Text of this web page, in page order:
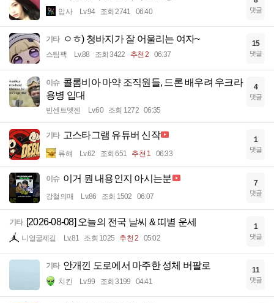
입사 Lv.94 조회 2741 06:40 댓글
기타 ㅇㅎ) 청바지가 잘 어울리는 여자~
스팀팩 Lv.88 조회 3422 추천 2 06:37
15
댓글
이슈 콜롬비아 마약 조직원들, 드론 배우려 우크라
용병 입대
빈센트멧젠 Lv.60 조회 1272 06:35
4
댓글
기타 고스타그램 유튜버 신작
류햬 Lv.62 조회 651 추천 1 06:33
1
댓글
이슈 이거 뭔 내용인지 아시는분
강철의매 Lv.86 조회 1502 06:07
7
댓글
기타 [2026-08-08] 오늘의 전국 날씨 & 띠별 운세
니얼굴제길 Lv.81 조회 1025 추천 2 05:02
1
댓글
기타 안개낀 도로에서 마주한 성체 버팔로
치킨 Lv.99 조회 3199 04:41
11
댓글